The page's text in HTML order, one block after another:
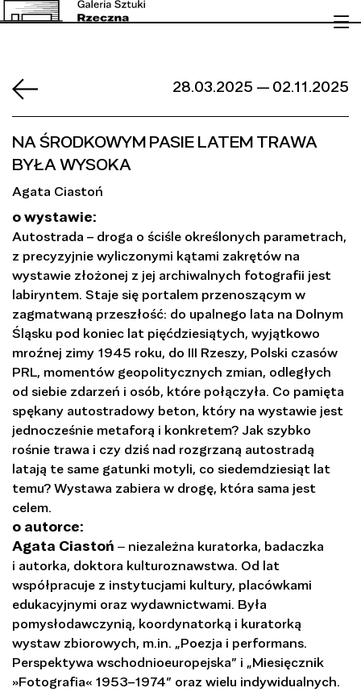
28.03.2025 — 02.11.2025
NA ŚRODKOWYM PASIE LATEM TRAWA
BYŁA WYSOKA
Agata Ciastoń
o wystawie:
Autostrada – droga o ściśle określonych parametrach,
z precyzyjnie wyliczonymi kątami zakrętów na
wystawie złożonej z jej archiwalnych fotografii jest
labiryntem. Staje się portalem przenoszącym w
zagmatwaną przeszłość: do upalnego lata na Dolnym
Śląsku pod koniec lat pięćdziesiątych, wyjątkowo
mroźnej zimy 1945 roku, do III Rzeszy, Polski czasów
PRL, momentów geopolitycznych zmian, odległych
od siebie zdarzeń i osób, które połączyła. Co pamięta
spękany autostradowy beton, który na wystawie jest
jednocześnie metaforą i konkretem? Jak szybko
rośnie trawa i czy dziś nad rozgrzaną autostradą
latają te same gatunki motyli, co siedemdziesiąt lat
temu? Wystawa zabiera w drogę, która sama jest
celem.
o autorce:
Agata Ciastoń ‒ niezależna kuratorka, badaczka
i autorka, doktora kulturoznawstwa. Od lat
współpracuje z instytucjami kultury, placówkami
edukacyjnymi oraz wydawnictwami. Była
pomysłodawczynią, koordynatorką i kuratorką
wystaw zbiorowych, m.in. „Poezja i performans.
Perspektywa wschodnioeuropejska” i „Miesięcznik
»Fotografia« 1953–1974” oraz wielu indywidualnych.